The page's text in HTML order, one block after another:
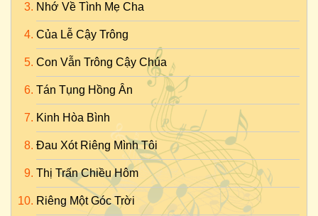
Nhớ Về Tình Mẹ Cha
Của Lễ Cậy Trông
Con Vẫn Trông Cậy Chúa
Tán Tụng Hồng Ân
Kinh Hòa Bình
Đau Xót Riêng Mình Tôi
Thị Trấn Chiều Hôm
Riêng Một Góc Trời